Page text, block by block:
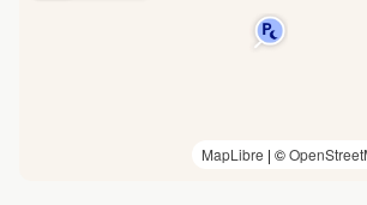
MapLibre | ©